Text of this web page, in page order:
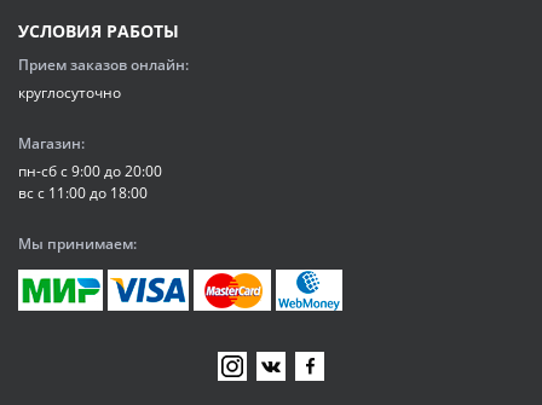
УСЛОВИЯ РАБОТЫ
Прием заказов онлайн:
круглосуточно
Магазин:
пн-сб с 9:00 до 20:00
вс с 11:00 до 18:00
Мы принимаем: